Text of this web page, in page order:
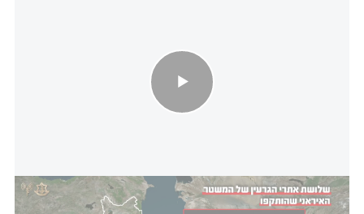
אילוסטרציה תלת-מימדית של אתר העשרת האורניום "פורדו"
דובר
צה"ל